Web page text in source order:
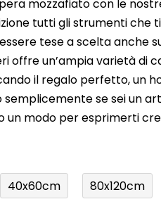
mozzafiato con le
tutti gli strumenti che
tese a scelta anche
offre un’ampia varietà di
il regalo perfetto, un
se sei un
un modo per esprimerti
40x60cm 80x120cm